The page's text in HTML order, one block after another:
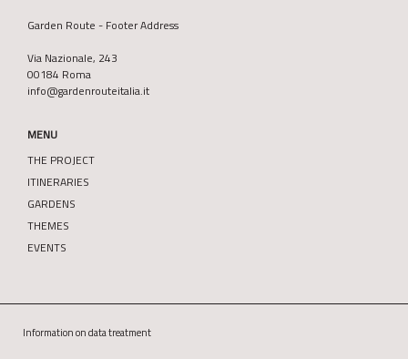
Garden Route - Footer Address
Via Nazionale, 243
00184 Roma
info@gardenrouteitalia.it
MENU
THE PROJECT
ITINERARIES
GARDENS
THEMES
EVENTS
Information on data treatment